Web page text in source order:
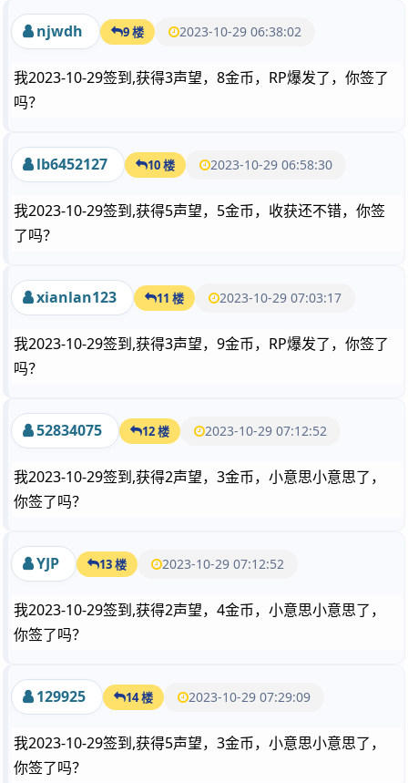
njwdh 9 楼 2023-10-29 06:38:02
我2023-10-29签到,获得3声望，8金币，RP爆发了，你签了
吗？
lb6452127 10 楼 2023-10-29 06:58:30
我2023-10-29签到,获得5声望，5金币，收获还不错，你签
了吗？
xianlan123 11 楼 2023-10-29 07:03:17
我2023-10-29签到,获得3声望，9金币，RP爆发了，你签了
吗？
52834075 12 楼 2023-10-29 07:12:52
我2023-10-29签到,获得2声望，3金币，小意思小意思了，
你签了吗？
YJP 13 楼 2023-10-29 07:12:52
我2023-10-29签到,获得2声望，4金币，小意思小意思了，
你签了吗？
129925 14 楼 2023-10-29 07:29:09
我2023-10-29签到,获得5声望，3金币，小意思小意思了，
你签了吗？